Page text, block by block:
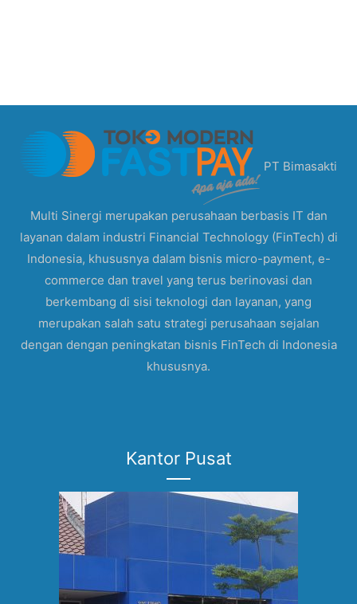
PT Bimasakti
Multi Sinergi merupakan perusahaan berbasis IT dan
layanan dalam industri Financial Technology (FinTech) di
Indonesia, khususnya dalam bisnis micro-payment, e-
commerce dan travel yang terus berinovasi dan
berkembang di sisi teknologi dan layanan, yang
merupakan salah satu strategi perusahaan sejalan
dengan dengan peningkatan bisnis FinTech di Indonesia
khususnya.
Kantor Pusat